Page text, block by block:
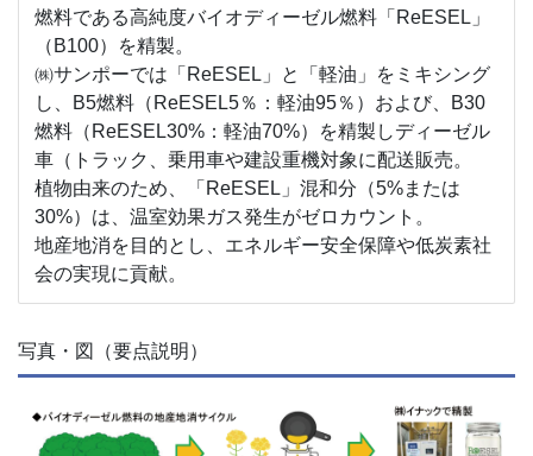
燃料である高純度バイオディーゼル燃料「ReESEL」
（B100）を精製。
㈱サンポーでは「ReESEL」と「軽油」をミキシング
し、B5燃料（ReESEL5％：軽油95％）および、B30
燃料（ReESEL30%：軽油70%）を精製しディーゼル
車（トラック、乗用車や建設重機対象に配送販売。
植物由来のため、「ReESEL」混和分（5%または
30%）は、温室効果ガス発生がゼロカウント。
地産地消を目的とし、エネルギー安全保障や低炭素社
会の実現に貢献。
写真・図（要点説明）